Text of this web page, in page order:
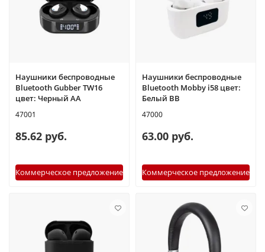
Наушники беспроводные
Bluetooth Gubber TW16
цвет: Черный AA
47001
85.62 руб.
Коммерческое предложение
Наушники беспроводные
Bluetooth Mobby i58 цвет:
Белый BB
47000
63.00 руб.
Коммерческое предложение